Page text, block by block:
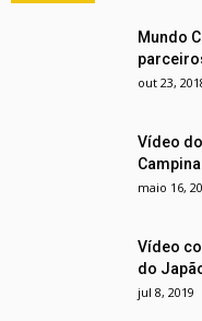
Mundo
out 23,
Vídeo
maio 16,
Vídeo
do
jul 8, 2019